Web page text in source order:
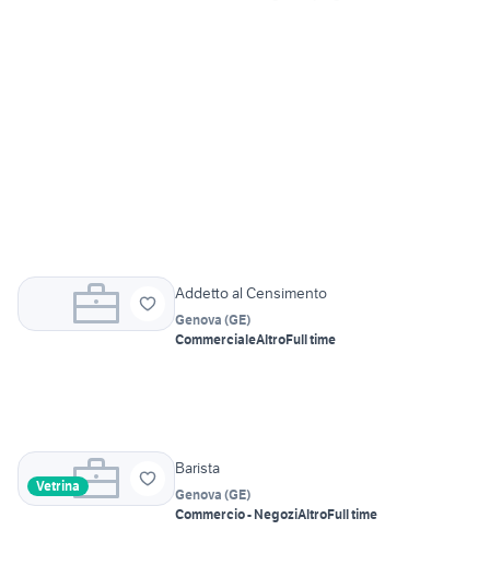
Addetto al Censimento
Genova (GE)
CommercialeAltroFull time
Vetrina
Barista
Genova (GE)
Commercio - NegoziAltroFull time